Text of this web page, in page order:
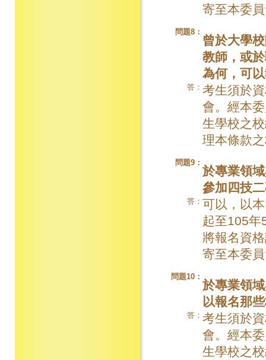
寄至本委
問題8：
曾於大學
教師，或
為何，可
答： 考生須於
會。經本
生學校之
理本條款
問題9：
於專業領
參加四技
答： 可以，以
起至105年
將報名資
寄至本委
問題10：
於專業領
以報名那
答： 考生須於
會。經本
生學校之